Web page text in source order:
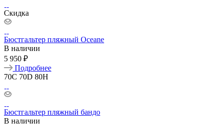
Скидка
Бюстгальтер пляжный Oceane
В наличии
5 950 ₽
Подробнее
70C 70D 80H
Бюстгальтер пляжный бандо
В наличии